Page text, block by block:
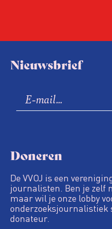
Nieuwsbrief
Doneren
De VVOJ is een
journalisten. Ben je zelf
maar wil je onze lobby
onderzoeksjournalistiek
donateur.